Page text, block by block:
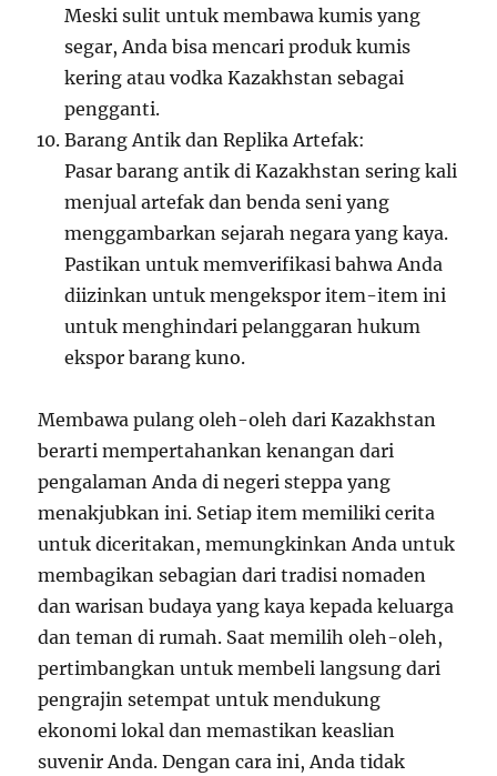
Meski sulit untuk membawa kumis yang
segar, Anda bisa mencari produk kumis
kering atau vodka Kazakhstan sebagai
pengganti.
Barang Antik dan Replika Artefak:
Pasar barang antik di Kazakhstan sering kali
menjual artefak dan benda seni yang
menggambarkan sejarah negara yang kaya.
Pastikan untuk memverifikasi bahwa Anda
diizinkan untuk mengekspor item-item ini
untuk menghindari pelanggaran hukum
ekspor barang kuno.
Membawa pulang oleh-oleh dari Kazakhstan
berarti mempertahankan kenangan dari
pengalaman Anda di negeri steppa yang
menakjubkan ini. Setiap item memiliki cerita
untuk diceritakan, memungkinkan Anda untuk
membagikan sebagian dari tradisi nomaden
dan warisan budaya yang kaya kepada keluarga
dan teman di rumah. Saat memilih oleh-oleh,
pertimbangkan untuk membeli langsung dari
pengrajin setempat untuk mendukung
ekonomi lokal dan memastikan keaslian
suvenir Anda. Dengan cara ini, Anda tidak